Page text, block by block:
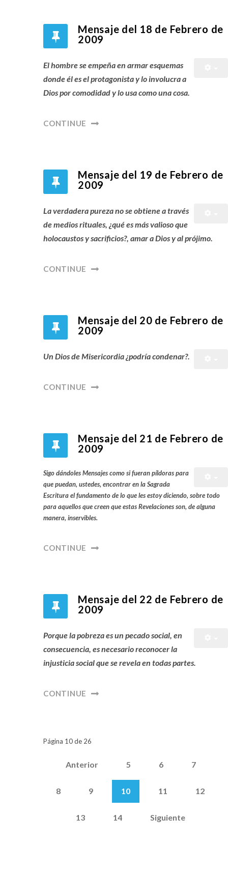
Mensaje del 18 de Febrero de
2009
El hombre se empeña en armar esquemas
donde él es el protagonista y lo involucra a
Dios por comodidad y lo usa como una cosa.
CONTINUE
Mensaje del 19 de Febrero de
2009
La verdadera pureza no se obtiene a través
de medios rituales, ¿qué es más valioso que
holocaustos y sacrificios?, amar a Dios y al prójimo.
CONTINUE
Mensaje del 20 de Febrero de
2009
Un Dios de Misericordia ¿podría condenar?.
CONTINUE
Mensaje del 21 de Febrero de
2009
Sigo dándoles Mensajes como si fueran píldoras para
que puedan, ustedes, encontrar en la Sagrada
Escritura el fundamento de lo que les estoy diciendo, sobre todo
para aquellos que creen que estas Revelaciones son, de alguna
manera, inservibles.
CONTINUE
Mensaje del 22 de Febrero de
2009
Porque la pobreza es un pecado social, en
consecuencia, es necesario reconocer la
injusticia social que se revela en todas partes.
CONTINUE
Página 10 de 26
Anterior 5 6 7
8 9 10 11 12
13 14 Siguiente